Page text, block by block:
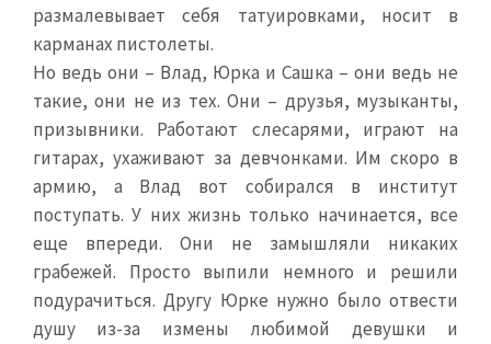
размалевывает себя татуировками, носит в
карманах пистолеты.
Но ведь они – Влад, Юрка и Сашка – они ведь не
такие, они не из тех. Они – друзья, музыканты,
призывники. Работают слесарями, играют на
гитарах, ухаживают за девчонками. Им скоро в
армию, а Влад вот собирался в институт
поступать. У них жизнь только начинается, все
еще впереди. Они не замышляли никаких
грабежей. Просто выпили немного и решили
подурачиться. Другу Юрке нужно было отвести
душу из-за измены любимой девушки и